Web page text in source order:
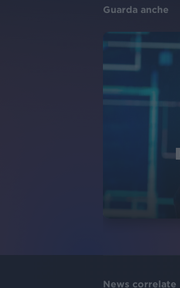
Guarda anche
News correlate